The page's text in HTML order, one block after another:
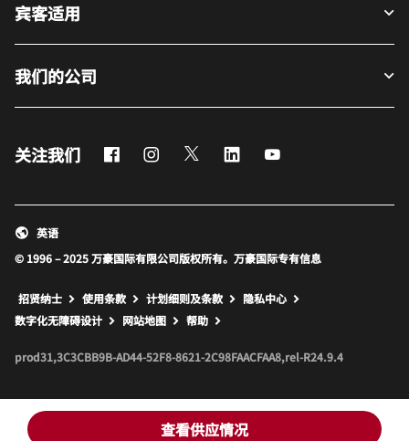
查看供应情况
宾客适用
我们的公司
关注我们 FacebookInstagram
Twitter LinkedIn
© 1996 – 2025 万豪国际有限公司版权所有。万豪国际专有信息
英语
招贤纳士 使用条款 计划细则及条款
隐私中心
数字化无障碍设计
网站地图 打开新窗口
帮助
prod31,3C3CBB9B-AD44-52F8-8621-2C98FAACFAA8,rel-R24.9.4